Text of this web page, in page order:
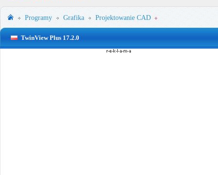
Programy Grafika Projektowanie CAD
TwinView Plus 17.2.0